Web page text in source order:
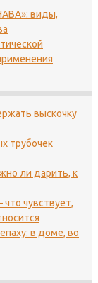
виды,
выскочку
трубочек
ли дарить, к
чувствует,
в доме, во